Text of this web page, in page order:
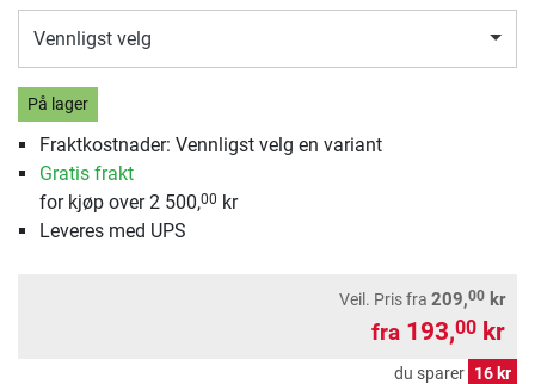
Vennligst velg
På lager
Fraktkostnader: Vennligst velg en variant
Gratis frakt
for kjøp over 2 500,00 kr
Leveres med UPS
Veil. Prisfra 209,00 kr
fra 193,00 kr
du sparer 16 kr